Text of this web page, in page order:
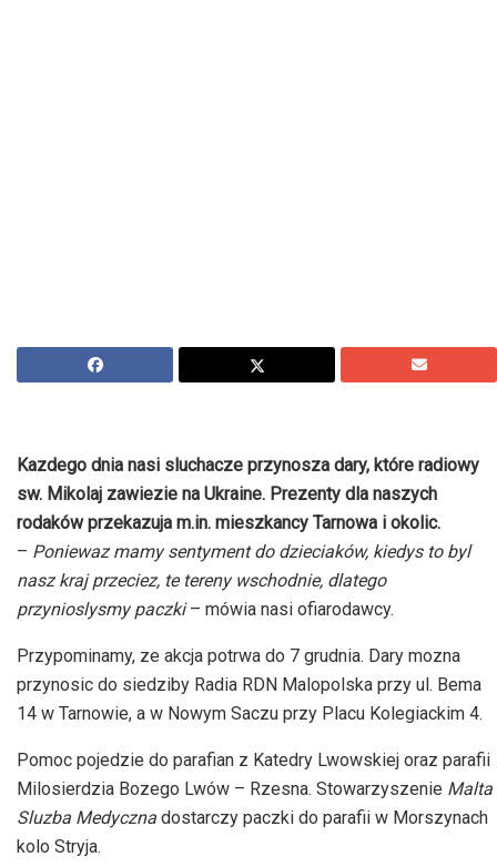
Kazdego dnia nasi sluchacze przynosza dary, które radiowy
sw. Mikolaj zawiezie na Ukraine. Prezenty dla naszych
rodaków przekazuja m.in. mieszkancy Tarnowa i okolic.
– Poniewaz mamy sentyment do dzieciaków, kiedys to byl
nasz kraj przeciez, te tereny wschodnie, dlatego
przynioslysmy paczki– mówia nasi ofiarodawcy.
Przypominamy, ze akcja potrwa do 7 grudnia. Dary mozna
przynosic do siedziby Radia RDN Malopolska przy ul. Bema
14 w Tarnowie, a w Nowym Saczu przy Placu Kolegiackim 4.
Pomoc pojedzie do parafian z Katedry Lwowskiej oraz parafii
Milosierdzia Bozego Lwów – Rzesna. Stowarzyszenie Malta
Sluzba Medyczna dostarczy paczki do parafii w Morszynach
kolo Stryja.